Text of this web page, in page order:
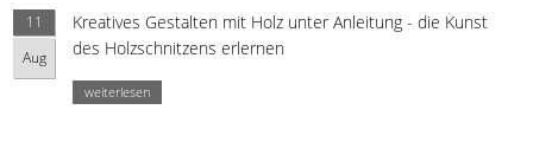
11
Aug
Kreatives Gestalten mit Holz unter Anleitung - die Kunst
des Holzschnitzens erlernen
weiterlesen